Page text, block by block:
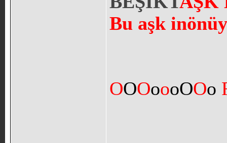
Bu aşk
OOOoooOOo